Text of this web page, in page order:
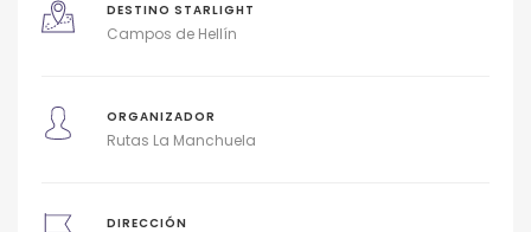
DESTINO STARLIGHT
Campos de Hellín
ORGANIZADOR
Rutas La Manchuela
DIRECCIÓN